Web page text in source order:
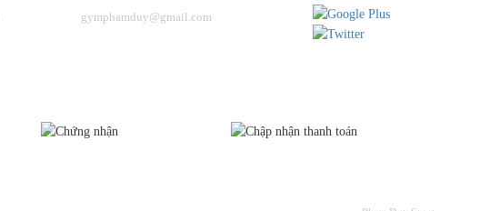
gymphamduy@gmail.com